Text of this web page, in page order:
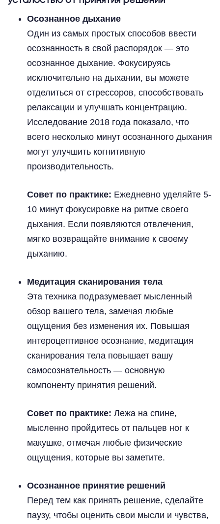
Осознанное дыхание
Один из самых простых способов ввести
осознанность в свой распорядок — это
осознанное дыхание. Фокусируясь
исключительно на дыхании, вы можете
отделиться от стрессоров, способствовать
релаксации и улучшать концентрацию.
Исследование 2018 года показало, что
всего несколько минут осознанного дыхания
могут улучшить когнитивную
производительность.
Совет по практике: Ежедневно уделяйте 5-
10 минут фокусировке на ритме своего
дыхания. Если появляются отвлечения,
мягко возвращайте внимание к своему
дыханию.
Медитация сканирования тела
Эта техника подразумевает мысленный
обзор вашего тела, замечая любые
ощущения без изменения их. Повышая
интероцептивное осознание, медитация
сканирования тела повышает вашу
самосознательность — основную
компоненту принятия решений.
Совет по практике: Лежа на спине,
мысленно пройдитесь от пальцев ног к
макушке, отмечая любые физические
ощущения, которые вы заметите.
Осознанное принятие решений
Перед тем как принять решение, сделайте
паузу, чтобы оценить свои мысли и чувства,